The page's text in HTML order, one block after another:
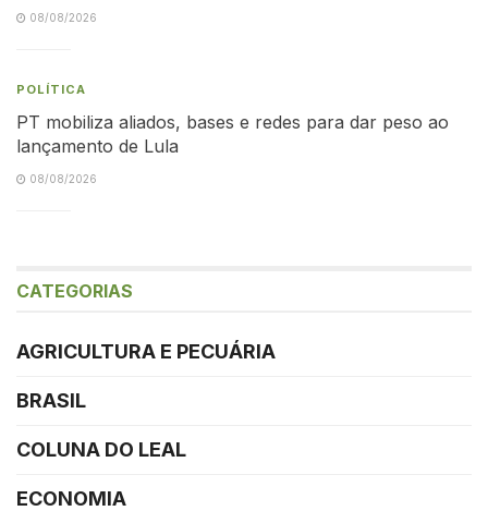
08/08/2026
POLÍTICA
PT mobiliza aliados, bases e redes para dar peso ao
lançamento de Lula
08/08/2026
CATEGORIAS
AGRICULTURA E PECUÁRIA
BRASIL
COLUNA DO LEAL
ECONOMIA